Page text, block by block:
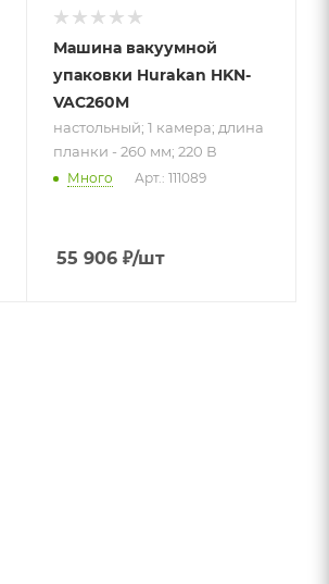
Машина вакуумной
упаковки Hurakan HKN-
VAC260M
настольный; 1 камера; длина
планки - 260 мм; 220 В
Много Арт.: 111089
55 906₽/шт